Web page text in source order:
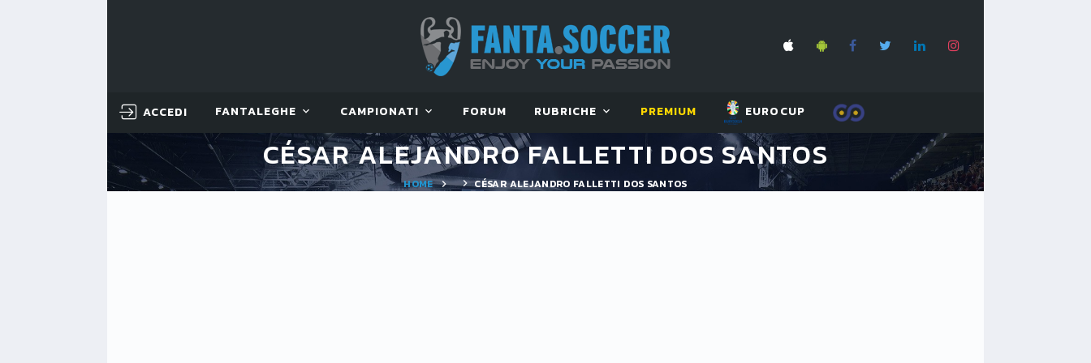
ACCEDI FANTALEGHE CAMPIONATI FORUM RUBRICHE PREMIUM EUROCUP
CÉSAR ALEJANDRO FALLETTI DOS SANTOS
HOME CÉSAR ALEJANDRO FALLETTI DOS SANTOS